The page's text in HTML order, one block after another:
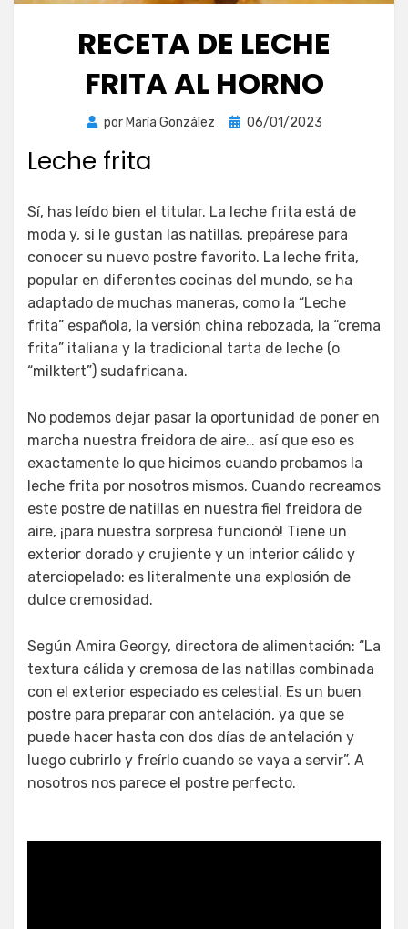
RECETA DE LECHE
FRITA AL HORNO
por María González
Publicada
06/01/2023
Leche frita
Sí, has leído bien el titular. La leche frita está de
moda y, si le gustan las natillas, prepárese para
conocer su nuevo postre favorito. La leche frita,
popular en diferentes cocinas del mundo, se ha
adaptado de muchas maneras, como la “Leche
frita” española, la versión china rebozada, la “crema
frita” italiana y la tradicional tarta de leche (o
“milktert”) sudafricana.
No podemos dejar pasar la oportunidad de poner en
marcha nuestra freidora de aire… así que eso es
exactamente lo que hicimos cuando probamos la
leche frita por nosotros mismos. Cuando recreamos
este postre de natillas en nuestra fiel freidora de
aire, ¡para nuestra sorpresa funcionó! Tiene un
exterior dorado y crujiente y un interior cálido y
aterciopelado: es literalmente una explosión de
dulce cremosidad.
Según Amira Georgy, directora de alimentación: “La
textura cálida y cremosa de las natillas combinada
con el exterior especiado es celestial. Es un buen
postre para preparar con antelación, ya que se
puede hacer hasta con dos días de antelación y
luego cubrirlo y freírlo cuando se vaya a servir”. A
nosotros nos parece el postre perfecto.